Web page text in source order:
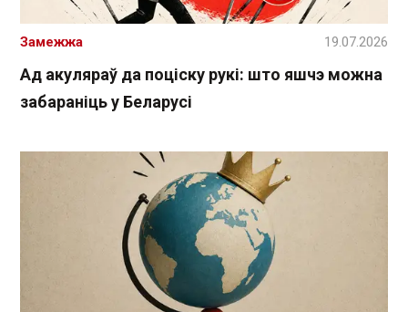
Ад акуляраў да поціску рукі: што яшчэ можна
забараніць у Беларусі
Замежжа 19.07.2026